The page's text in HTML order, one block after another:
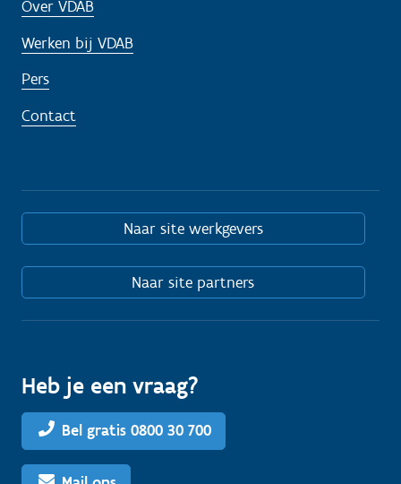
Over VDAB
Werken bij VDAB
Pers
Contact
Naar site werkgevers
Naar site partners
Heb je een vraag?
Bel gratis 0800 30 700